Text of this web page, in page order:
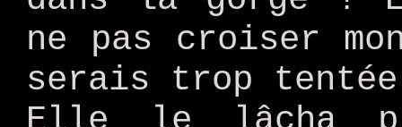
ne pas croiser
serais trop